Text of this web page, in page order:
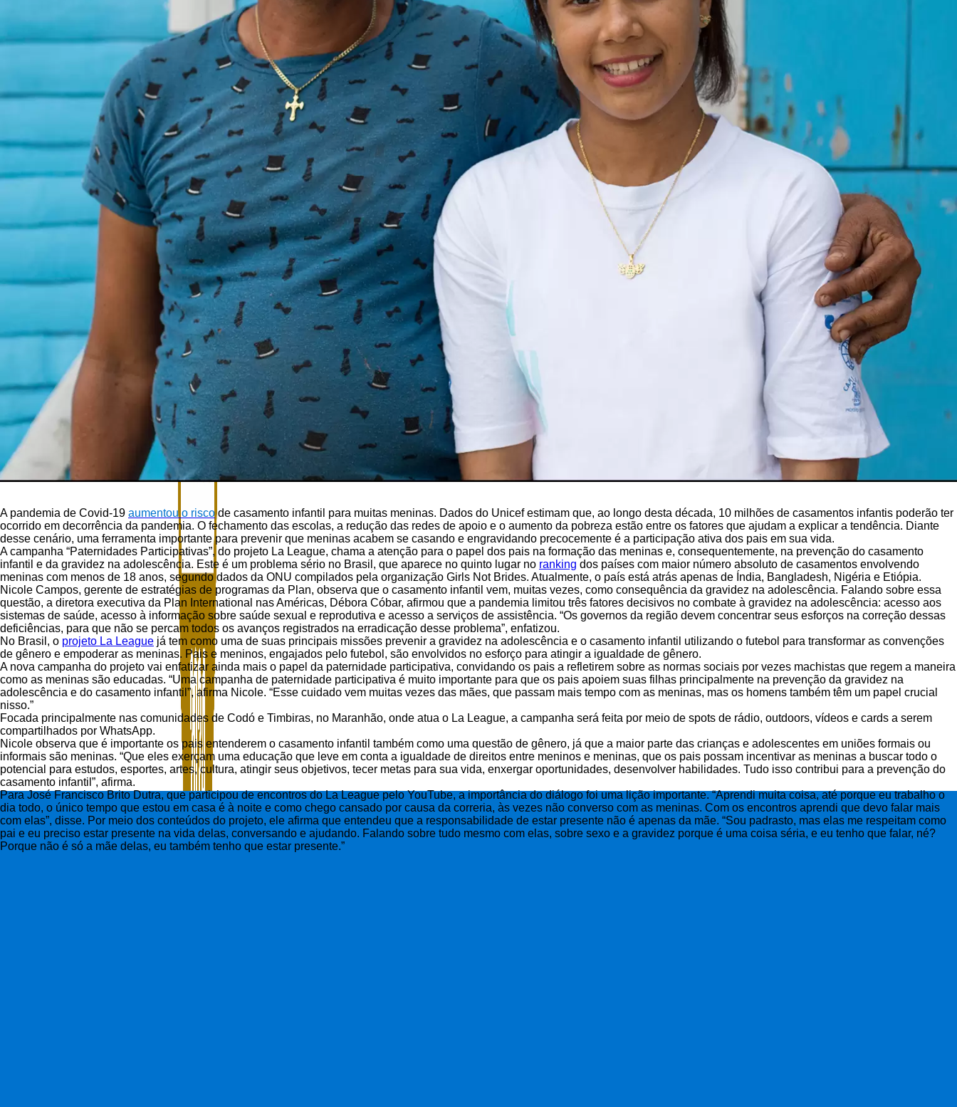
A pandemia de Covid-19 aumentou o riscode casamento infantil para muitas meninas. Dados do Unicef estimam que, ao longo desta década, 10 milhões de casamentos infantis poderão ter
ocorrido em decorrência da pandemia. O fechamento das escolas, a redução das redes de apoio e o aumento da pobreza estão entre os fatores que ajudam a explicar a tendência. Diante
desse cenário, uma ferramenta importante para prevenir que meninas acabem se casando e engravidando precocemente é a participação ativa dos pais em sua vida.
A campanha “Paternidades Participativas”, do projeto La League, chama a atenção para o papel dos pais na formação das meninas e, consequentemente, na prevenção do casamento
infantil e da gravidez na adolescência. Este é um problema sério no Brasil, que aparece no quinto lugar no ranking dos países com maior número absoluto de casamentos envolvendo
meninas com menos de 18 anos, segundo dados da ONU compilados pela organização Girls Not Brides. Atualmente, o país está atrás apenas de Índia, Bangladesh, Nigéria e Etiópia.
Nicole Campos, gerente de estratégias de programas da Plan, observa que o casamento infantil vem, muitas vezes, como consequência da gravidez na adolescência. Falando sobre essa
questão, a diretora executiva da Plan International nas Américas, Débora Cóbar, afirmou que a pandemia limitou três fatores decisivos no combate à gravidez na adolescência: acesso aos
sistemas de saúde, acesso à informação sobre saúde sexual e reprodutiva e acesso a serviços de assistência. “Os governos da região devem concentrar seus esforços na correção dessas
deficiências, para que não se percam todos os avanços registrados na erradicação desse problema”, enfatizou.
No Brasil, o projeto La League já tem como uma de suas principais missões prevenir a gravidez na adolescência e o casamento infantil utilizando o futebol para transformar as convenções
de gênero e empoderar as meninas. Pais e meninos, engajados pelo futebol, são envolvidos no esforço para atingir a igualdade de gênero.
A nova campanha do projeto vai enfatizar ainda mais o papel da paternidade participativa, convidando os pais a refletirem sobre as normas sociais por vezes machistas que regem a maneira
como as meninas são educadas. “Uma campanha de paternidade participativa é muito importante para que os pais apoiem suas filhas principalmente na prevenção da gravidez na
adolescência e do casamento infantil”, afirma Nicole. “Esse cuidado vem muitas vezes das mães, que passam mais tempo com as meninas, mas os homens também têm um papel crucial
nisso.”
Focada principalmente nas comunidades de Codó e Timbiras, no Maranhão, onde atua o La League, a campanha será feita por meio de spots de rádio, outdoors, vídeos e cards a serem
compartilhados por WhatsApp.
Nicole observa que é importante os pais entenderem o casamento infantil também como uma questão de gênero, já que a maior parte das crianças e adolescentes em uniões formais ou
informais são meninas. “Que eles exerçam uma educação que leve em conta a igualdade de direitos entre meninos e meninas, que os pais possam incentivar as meninas a buscar todo o
potencial para estudos, esportes, artes, cultura, atingir seus objetivos, tecer metas para sua vida, enxergar oportunidades, desenvolver habilidades. Tudo isso contribui para a prevenção do
casamento infantil”, afirma.
Para José Francisco Brito Dutra, que participou de encontros do La League pelo YouTube, a importância do diálogo foi uma lição importante. “Aprendi muita coisa, até porque eu trabalho o
dia todo, o único tempo que estou em casa é à noite e como chego cansado por causa da correria, às vezes não converso com as meninas. Com os encontros aprendi que devo falar mais
com elas”, disse. Por meio dos conteúdos do projeto, ele afirma que entendeu que a responsabilidade de estar presente não é apenas da mãe. “Sou padrasto, mas elas me respeitam como
pai e eu preciso estar presente na vida delas, conversando e ajudando. Falando sobre tudo mesmo com elas, sobre sexo e a gravidez porque é uma coisa séria, e eu tenho que falar, né?
Porque não é só a mãe delas, eu também tenho que estar presente.”